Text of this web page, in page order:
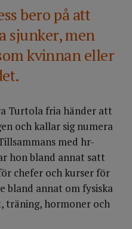
bero på att
sjunker, men
kvinnan eller
Turtola fria händer att
och kallar sig numera
med hr-
hon bland annat satt
chefer och kurser för
bland annat om fysiska
träning, hormoner och